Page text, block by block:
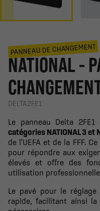
PANNEAU DE CHANGEMENT
NATIONAL -
DELTA2FE1
Le panneau Delta
catégories NATIONAL 3 et
de l'UEFA et de la FFF.
pour répondre aux
élevés et offre des
utilisation
Le pavé pour le
rapide, facilitant ainsi